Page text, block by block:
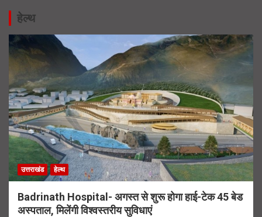
हेल्थ
उत्तराखंड हेल्थ
Badrinath Hospital- अगस्त से शुरू होगा हाई-टेक 45 बेड
अस्पताल, मिलेंगी विश्वस्तरीय सुविधाएं